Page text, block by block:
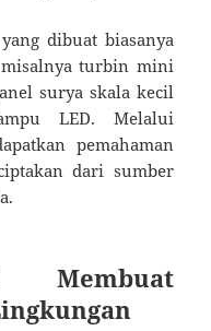
dibuat biasanya
misalnya turbin mini
surya skala kecil
LED. Melalui
pemahaman
dari sumber
Membuat